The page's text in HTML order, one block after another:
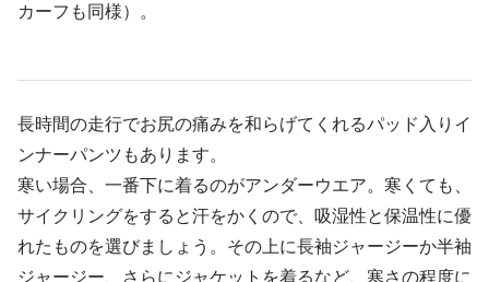
カーフも同様）。
長時間の走行でお尻の痛みを和らげてくれるパッド入りイ
ンナーパンツもあります。
寒い場合、一番下に着るのがアンダーウエア。寒くても、
サイクリングをすると汗をかくので、吸湿性と保温性に優
れたものを選びましょう。その上に長袖ジャージーか半袖
ジャージー、さらにジャケットを着るなど、寒さの程度に